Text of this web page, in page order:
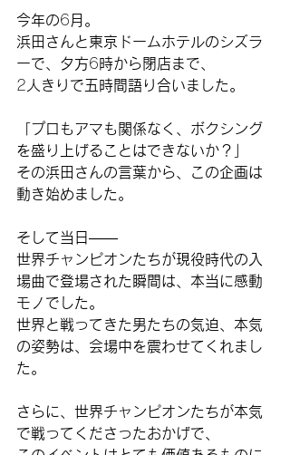
今年の6月。
浜田さんと東京ドームホテルのシズラ
ーで、夕方6時から閉店まで、
2 人きりで五時間語り合いました。
「プロもアマも関係なく、ボクシング
を盛り上げることはできないか？」
その浜田さんの言葉から、この企画は
動き始めました。
そして当日——
世界チャンピオンたちが現役時代の入
場曲で登場された瞬間は、本当に感動
モノでした。
世界と戦ってきた男たちの気迫、本気
の姿勢は、会場中を震わせてくれまし
た。
さらに、世界チャンピオンたちが本気
で戦ってくださったおかげで、